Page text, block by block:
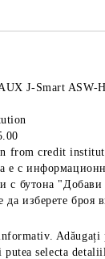
J-Smart ASW-
from credit
е с
с бутона
изберете броя
Adăugați
selecta